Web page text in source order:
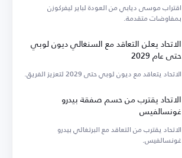
اقتراب موسى ديابي من العودة لباير ليفركوزن
بمفاوضات متقدمة.
الاتحاد يعلن التعاقد مع السنغالي ديون لوبي
حتى عام 2029
الاتحاد يتعاقد مع ديون لوبي حتى 2029 لتعزيز الفريق.
الاتحاد يقترب من حسم صفقة بيدرو
غونسالفيس
الاتحاد يقترب من التعاقد مع البرتغالي بيدرو
غونسالفيس.